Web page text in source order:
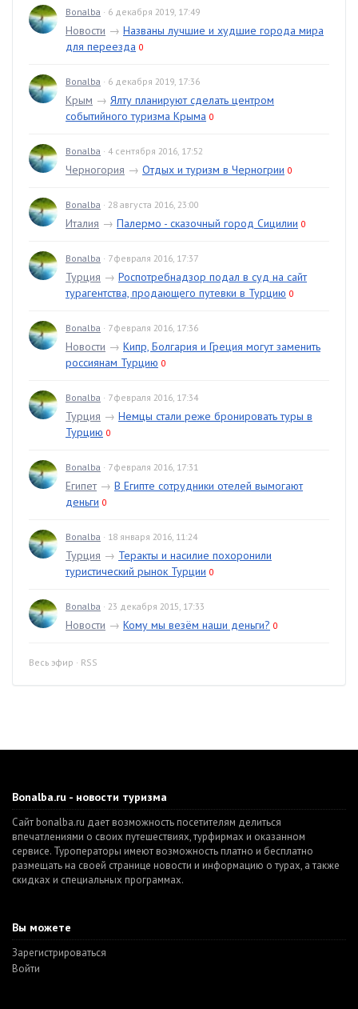
Bonalba · 6 декабря 2019, 17:49
Новости → Названы лучшие и худшие города мира
для переезда 0
Bonalba · 6 декабря 2019, 17:36
Крым → Ялту планируют сделать центром
событийного туризма Крыма 0
Bonalba · 4 сентября 2016, 17:52
Черногория → Отдых и туризм в Черногрии 0
Bonalba · 28 августа 2016, 23:00
Италия → Палермо - сказочный город Сицилии 0
Bonalba · 7 февраля 2016, 17:37
Турция → Роспотребнадзор подал в суд на сайт
турагентства, продающего путевки в Турцию 0
Bonalba · 7 февраля 2016, 17:36
Новости → Кипр, Болгария и Греция могут заменить
россиянам Турцию 0
Bonalba · 7 февраля 2016, 17:34
Турция → Немцы стали реже бронировать туры в
Турцию 0
Bonalba · 7 февраля 2016, 17:31
Египет→ В Египте сотрудники отелей вымогают
деньги 0
Bonalba · 18 января 2016, 11:24
Турция → Теракты и насилие похоронили
туристический рынок Турции 0
Bonalba · 23 декабря 2015, 17:33
Новости → Кому мы везём наши деньги? 0
Весь эфир · RSS
Bonalba.ru - новости туризма
Сайт bonalba.ru дает возможность посетителям делиться
впечатлениями о своих путешествиях, турфирмах и оказанном
сервисе. Туроператоры имеют возможность платно и бесплатно
размещать на своей странице новости и информацию о турах, а также
скидках и специальных программах.
Вы можете
Зарегистрироваться
Войти